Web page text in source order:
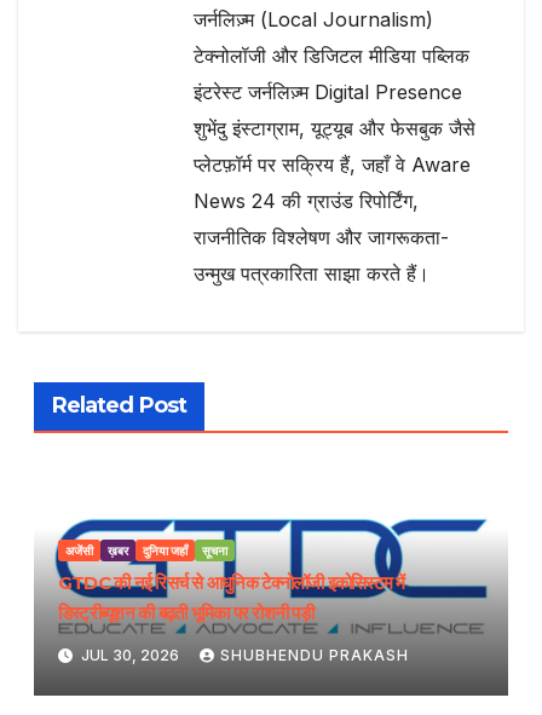
जर्नलिज़्म (Local Journalism)
टेक्नोलॉजी और डिजिटल मीडिया पब्लिक
इंटरेस्ट जर्नलिज़्म Digital Presence
शुभेंदु इंस्टाग्राम, यूट्यूब और फेसबुक जैसे
प्लेटफ़ॉर्म पर सक्रिय हैं, जहाँ वे Aware
News 24 की ग्राउंड रिपोर्टिंग,
राजनीतिक विश्लेषण और जागरूकता-
उन्मुख पत्रकारिता साझा करते हैं।
Related Post
अजेंसी ख़बर दुनिया जहाँ सूचना
GTDC की नई रिसर्च से आधुनिक टेक्नोलॉजी इकोसिस्टम में
डिस्ट्रीब्यूशन की बढ़ती भूमिका पर रोशनी पड़ी
JUL 30, 2026 SHUBHENDU PRAKASH